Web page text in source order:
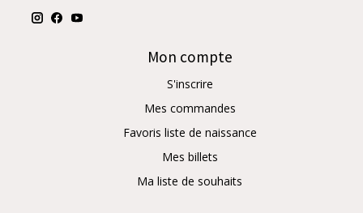
Mon compte
S'inscrire
Mes commandes
Favoris liste de naissance
Mes billets
Ma liste de souhaits